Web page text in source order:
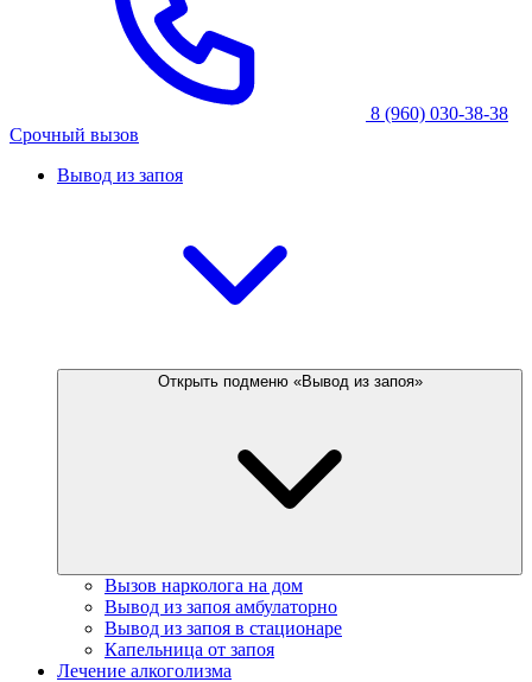
8 (960) 030-38-38
Срочный вызов
Вывод из запоя
Открыть подменю «Вывод из запоя»
Вызов нарколога на дом
Вывод из запоя амбулаторно
Вывод из запоя в стационаре
Капельница от запоя
Лечение алкоголизма